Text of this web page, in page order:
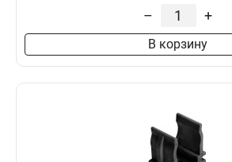
– +
В корзину